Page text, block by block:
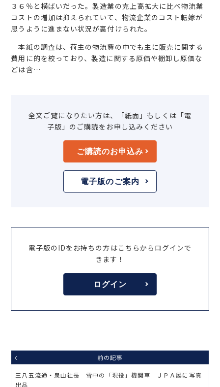
３６％と横ばいだった。製造業の売上高拡大に比べ物流業
コストの増加は抑えられていて、物流企業のコスト転嫁が
思うように進まない状況が裏付けられた。
本紙の調査は、荷主の物流費の中でも主に販売に関する
費用に的を絞っており、製造に関する原価や棚卸し原価な
どは含…
全文ご覧になりたい方は、「紙面」もしくは「電
子版」のご購読をお申し込みください
ご購読のお申込み
電子版のご案内
電子版のIDをお持ちの方はこちらからログインで
きます！
ログイン
前の記事
三八五流通・泉山社長 雪中の「現役」機関車 ＪＰＡ展に写真
出品